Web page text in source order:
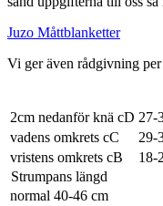
Juzo Måttblanketter
Vi ger även rådgivning
2cm nedanför knä cD 27-
vadens omkrets cC
29-
vristens omkrets cB
18-
Strumpans längd
normal 40-46 cm